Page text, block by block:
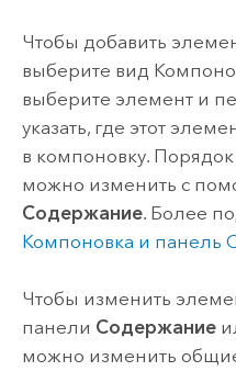
Чтобы добавить
выберите вид
выберите элемент и
указать, где этот
в компоновку.
можно изменить с
Содержание. Более
Компоновка и панель
Чтобы изменить
панели Содержание
можно изменить